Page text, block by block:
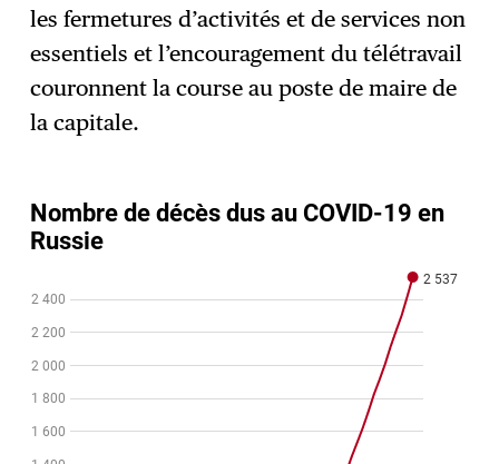
les fermetures d’activités et de services non
essentiels et l’encouragement du télétravail
couronnent la course au poste de maire de
la capitale.